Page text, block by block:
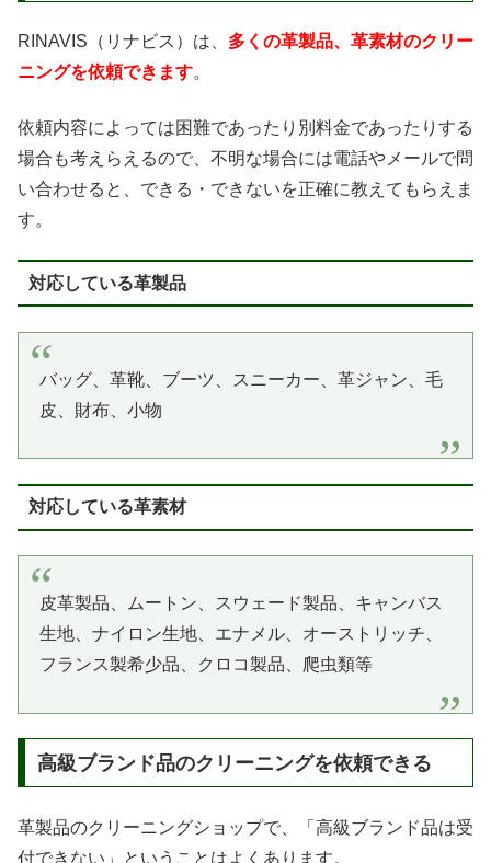
RINAVIS（リナビス）は、 多くの革製品、革素材のクリー
ニングを依頼できます。
依頼内容によっては困難であったり別料金であったりする
場合も考えらえるので、不明な場合には電話やメールで問
い合わせると、できる・できないを正確に教えてもらえま
す。
対応している革製品
バッグ、革靴、ブーツ、スニーカー、革ジャン、毛
皮、財布、小物
対応している革素材
皮革製品、ムートン、スウェード製品、キャンバス
生地、ナイロン生地、エナメル、オーストリッチ、
フランス製希少品、クロコ製品、爬虫類等
高級ブランド品のクリーニングを依頼できる
革製品のクリーニングショップで、「高級ブランド品は受
付できない」ということはよくあります。